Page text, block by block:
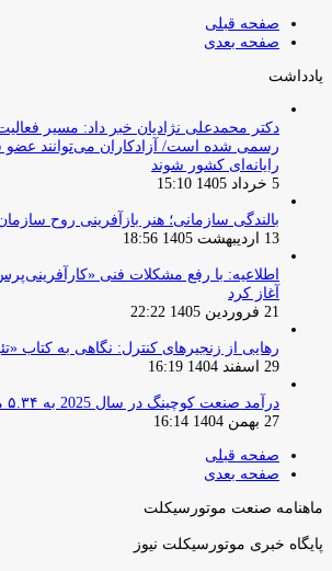
صفحه قبلی
صفحه بعدی
یادداشت
دکتر محمدعلی نژادیان خبر داد: مسیر
رسمی شده است/ آزادکاران می‌توانند
رایانه‌ای کشور شوند
5 خرداد 1405 15:10
بالندگی سازمانی؛ هنر بازآفرینی روح
13 اردیبهشت 1405 18:56
اطلاعیه: با رفع مشکلات فنی
آغاز کرد
21 فروردین 1405 22:22
رهایی از زنجیرهای کنترل: نگاهی به کتاب
29 اسفند 1404 16:19
درآمد صنعت کوچینگ در سال 2025 به ۵.۳۴ میلیارد دلار آمریکا رسید
27 بهمن 1404 16:14
صفحه قبلی
صفحه بعدی
ماهنامه صنعت موتورسیکلت
پایگاه خبری موتورسیکلت نیوز